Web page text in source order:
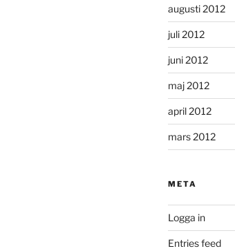
augusti 2012
juli 2012
juni 2012
maj 2012
april 2012
mars 2012
META
Logga in
Entries feed